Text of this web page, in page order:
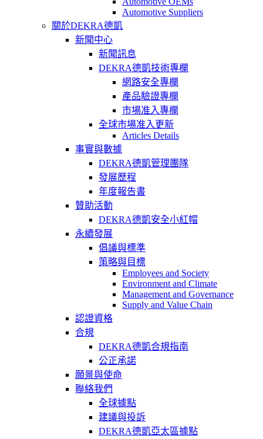
Automotive Suppliers
關於DEKRA德凱
新聞中心
新聞訊息
DEKRA德凱技術專欄
網路安全專欄
產品驗證專欄
市場准入專欄
全球市場准入更新
Articles Details
事實與數據
DEKRA德凱管理團隊
發展歷程
年度報告書
贊助活動
DEKRA德凱安全小紅帽
永續發展
倡議與標準
策略與目標
Employees and Society
Environment and Climate
Management and Governance
Supply and Value Chain
認證資格
合規
DEKRA德凱合規指南
公正承諾
願景與使命
聯絡我們
全球據點
建議與投訴
DEKRA德凱亞太區據點